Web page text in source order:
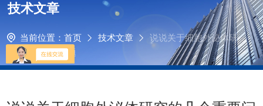
技术文章
当前位置： 首页 技术文章
说说关于细胞外泌体研
究的几个重要问题